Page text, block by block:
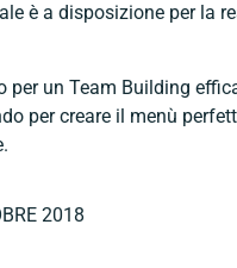
è a disposizione per la
per un Team Building
per creare il menù
2018